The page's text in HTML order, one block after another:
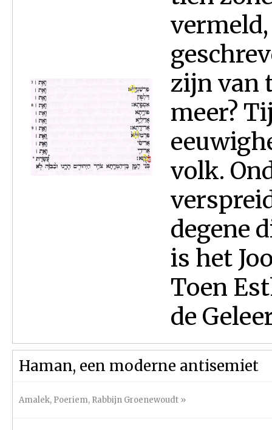
zijn van
meer?
volk.
degene
is het
Toen
de
Haman, een moderne antisemiet
Amalek, Poeriem, Rabbijn Groenewoudt »